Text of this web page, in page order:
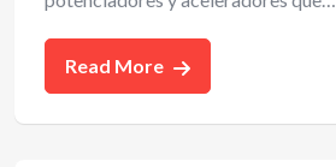
Read More